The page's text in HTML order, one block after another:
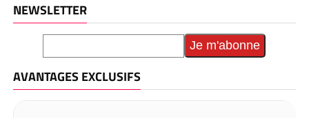
NEWSLETTER
AVANTAGES EXCLUSIFS